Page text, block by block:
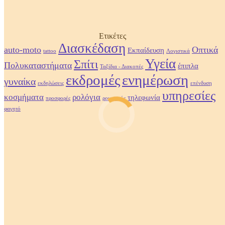
Ετικέτες
auto-moto tattoo Διασκέδαση Εκπαίδευση Λογιστικά Οπτικά
Πολυκαταστήματα Σπίτι Ταξίδια - Διακοπές Υγεία έπιπλα
γυναίκα εκδηλώσεις εκδρομέςενημέρωση επένδυση
κοσμήματα προσφορές ρολόγια ρουχισμός τηλεφωνία υπηρεσίες
φαγητό